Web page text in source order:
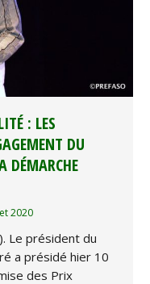
: LES
DU
DÉMARCHE
2020
Le président du
a présidé hier 10
des Prix